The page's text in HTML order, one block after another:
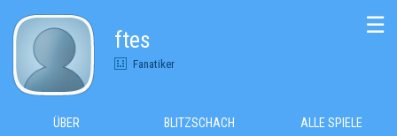
ftes
Fanatiker
☰
ÜBER BLITZSCHACH ALLE SPIELE